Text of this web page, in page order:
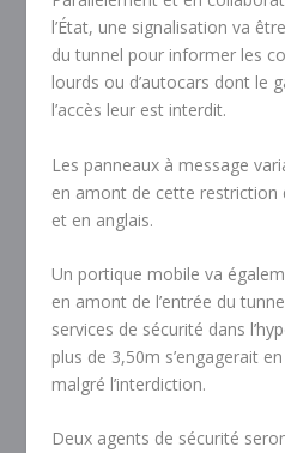
l’État, une signalisation va
du tunnel pour informer les
lourds ou d’autocars dont le
l’accès leur est interdit.
Les panneaux à message
en amont de cette restriction
et en anglais.
Un portique mobile va
en amont de l’entrée du
services de sécurité dans
plus de 3,50m s’engagerait
malgré l’interdiction.
Deux agents de sécurité